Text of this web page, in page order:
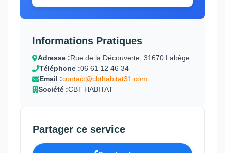
Informations Pratiques
Adresse :Rue de la Découverte, 31670 Labège
Téléphone :06 61 12 46 34
Email :contact@cbthabitat31.com
Société :CBT HABITAT
Partager ce service